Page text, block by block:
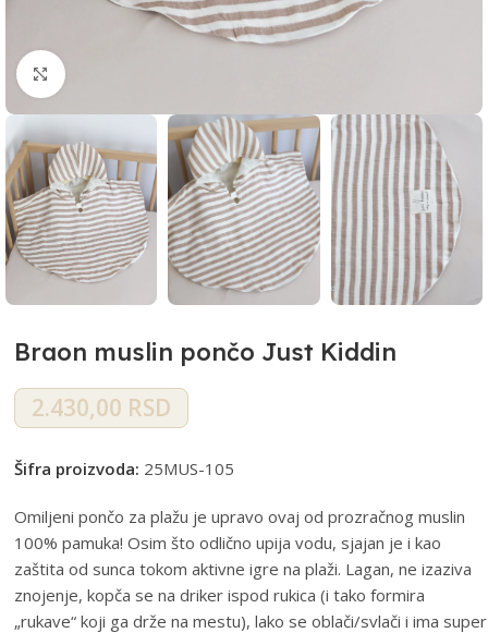
Klikni i zumiraj
Braon muslin pončo Just Kiddin
2.430,00 RSD
Šifra proizvoda: 25MUS-105
Omiljeni pončo za plažu je upravo ovaj od prozračnog muslin
100% pamuka! Osim što odlično upija vodu, sjajan je i kao
zaštita od sunca tokom aktivne igre na plaži. Lagan, ne izaziva
znojenje, kopča se na driker ispod rukica (i tako formira
„rukave“ koji ga drže na mestu), lako se oblači/svlači i ima super